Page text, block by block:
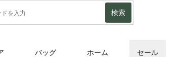
検索
バッグ ホーム セール